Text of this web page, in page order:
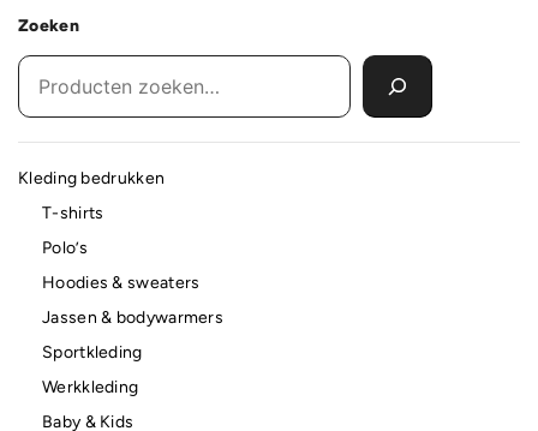
Zoeken
Kleding bedrukken
T-shirts
Polo’s
Hoodies & sweaters
Jassen & bodywarmers
Sportkleding
Werkkleding
Baby & Kids